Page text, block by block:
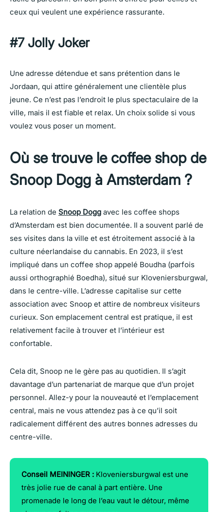
ceux qui veulent une expérience rassurante.
#7 Jolly Joker
Une adresse détendue et sans prétention dans le
Jordaan, qui attire généralement une clientèle plus
jeune. Ce n’est pas l’endroit le plus spectaculaire de la
ville, mais il est fiable et relax. Un choix solide si vous
voulez vous poser un moment.
Où se trouve le coffee shop de
Snoop Dogg à Amsterdam ?
La relation de Snoop Dogg avec les coffee shops
d’Amsterdam est bien documentée. Il a souvent parlé de
ses visites dans la ville et est étroitement associé à la
culture néerlandaise du cannabis. En 2023, il s’est
impliqué dans un coffee shop appelé Boudha (parfois
aussi orthographié Boedha), situé sur Kloveniersburgwal,
dans le centre-ville. L’adresse capitalise sur cette
association avec Snoop et attire de nombreux visiteurs
curieux. Son emplacement central est pratique, il est
relativement facile à trouver et l’intérieur est
confortable.
Cela dit, Snoop ne le gère pas au quotidien. Il s’agit
davantage d’un partenariat de marque que d’un projet
personnel. Allez-y pour la nouveauté et l’emplacement
central, mais ne vous attendez pas à ce qu’il soit
radicalement différent des autres bonnes adresses du
centre-ville.
Conseil MEININGER : Kloveniersburgwal est une
très jolie rue de canal à part entière. Une
promenade le long de l’eau vaut le détour, même